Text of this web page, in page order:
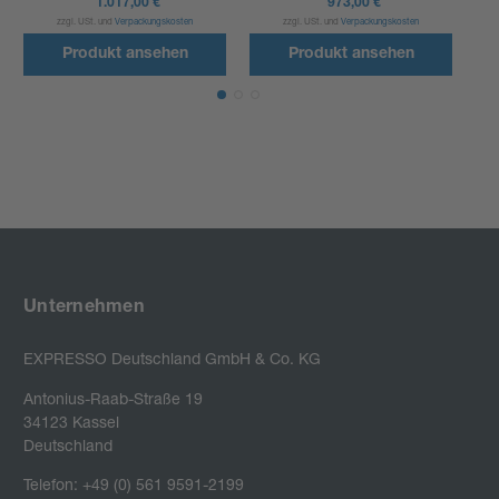
1.017,00 €
zzgl. USt. und Verpackungskosten
Produkt ansehen
973,00 €
zzgl. USt. und Verpackungskosten
Produkt ansehen
Unternehmen
EXPRESSO Deutschland GmbH & Co. KG
Antonius-Raab-Straße 19
34123 Kassel
Deutschland
Telefon: +49 (0) 561 9591-2199